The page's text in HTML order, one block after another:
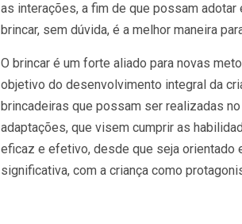
as interações, a fim de que possam
brincar, sem dúvida, é a melhor maneira
O brincar é um forte aliado para novas
objetivo do desenvolvimento integral da
brincadeiras que possam ser realizadas
adaptações, que visem cumprir as
eficaz e efetivo, desde que seja orientado
significativa, com a criança como